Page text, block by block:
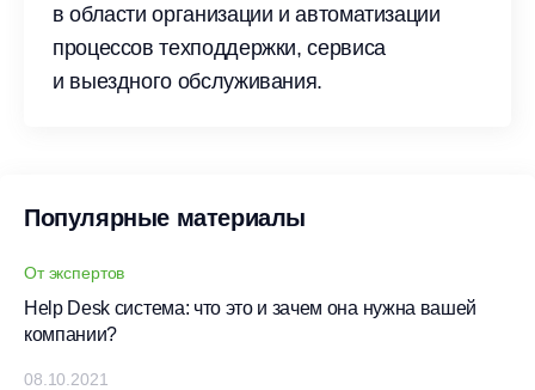
в области организации и автоматизации
процессов техподдержки, сервиса
и выездного обслуживания.
Популярные материалы
От экспертов
Help Desk система: что это и зачем она нужна вашей
компании?
08.10.2021